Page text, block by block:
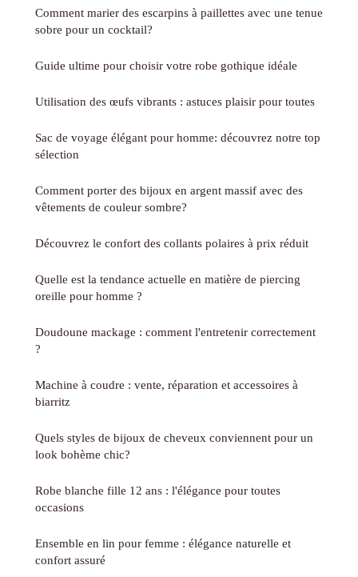
Comment marier des escarpins à paillettes avec une tenue
sobre pour un cocktail?
Guide ultime pour choisir votre robe gothique idéale
Utilisation des œufs vibrants : astuces plaisir pour toutes
Sac de voyage élégant pour homme: découvrez notre top
sélection
Comment porter des bijoux en argent massif avec des
vêtements de couleur sombre?
Découvrez le confort des collants polaires à prix réduit
Quelle est la tendance actuelle en matière de piercing
oreille pour homme ?
Doudoune mackage : comment l'entretenir correctement
?
Machine à coudre : vente, réparation et accessoires à
biarritz
Quels styles de bijoux de cheveux conviennent pour un
look bohème chic?
Robe blanche fille 12 ans : l'élégance pour toutes
occasions
Ensemble en lin pour femme : élégance naturelle et
confort assuré